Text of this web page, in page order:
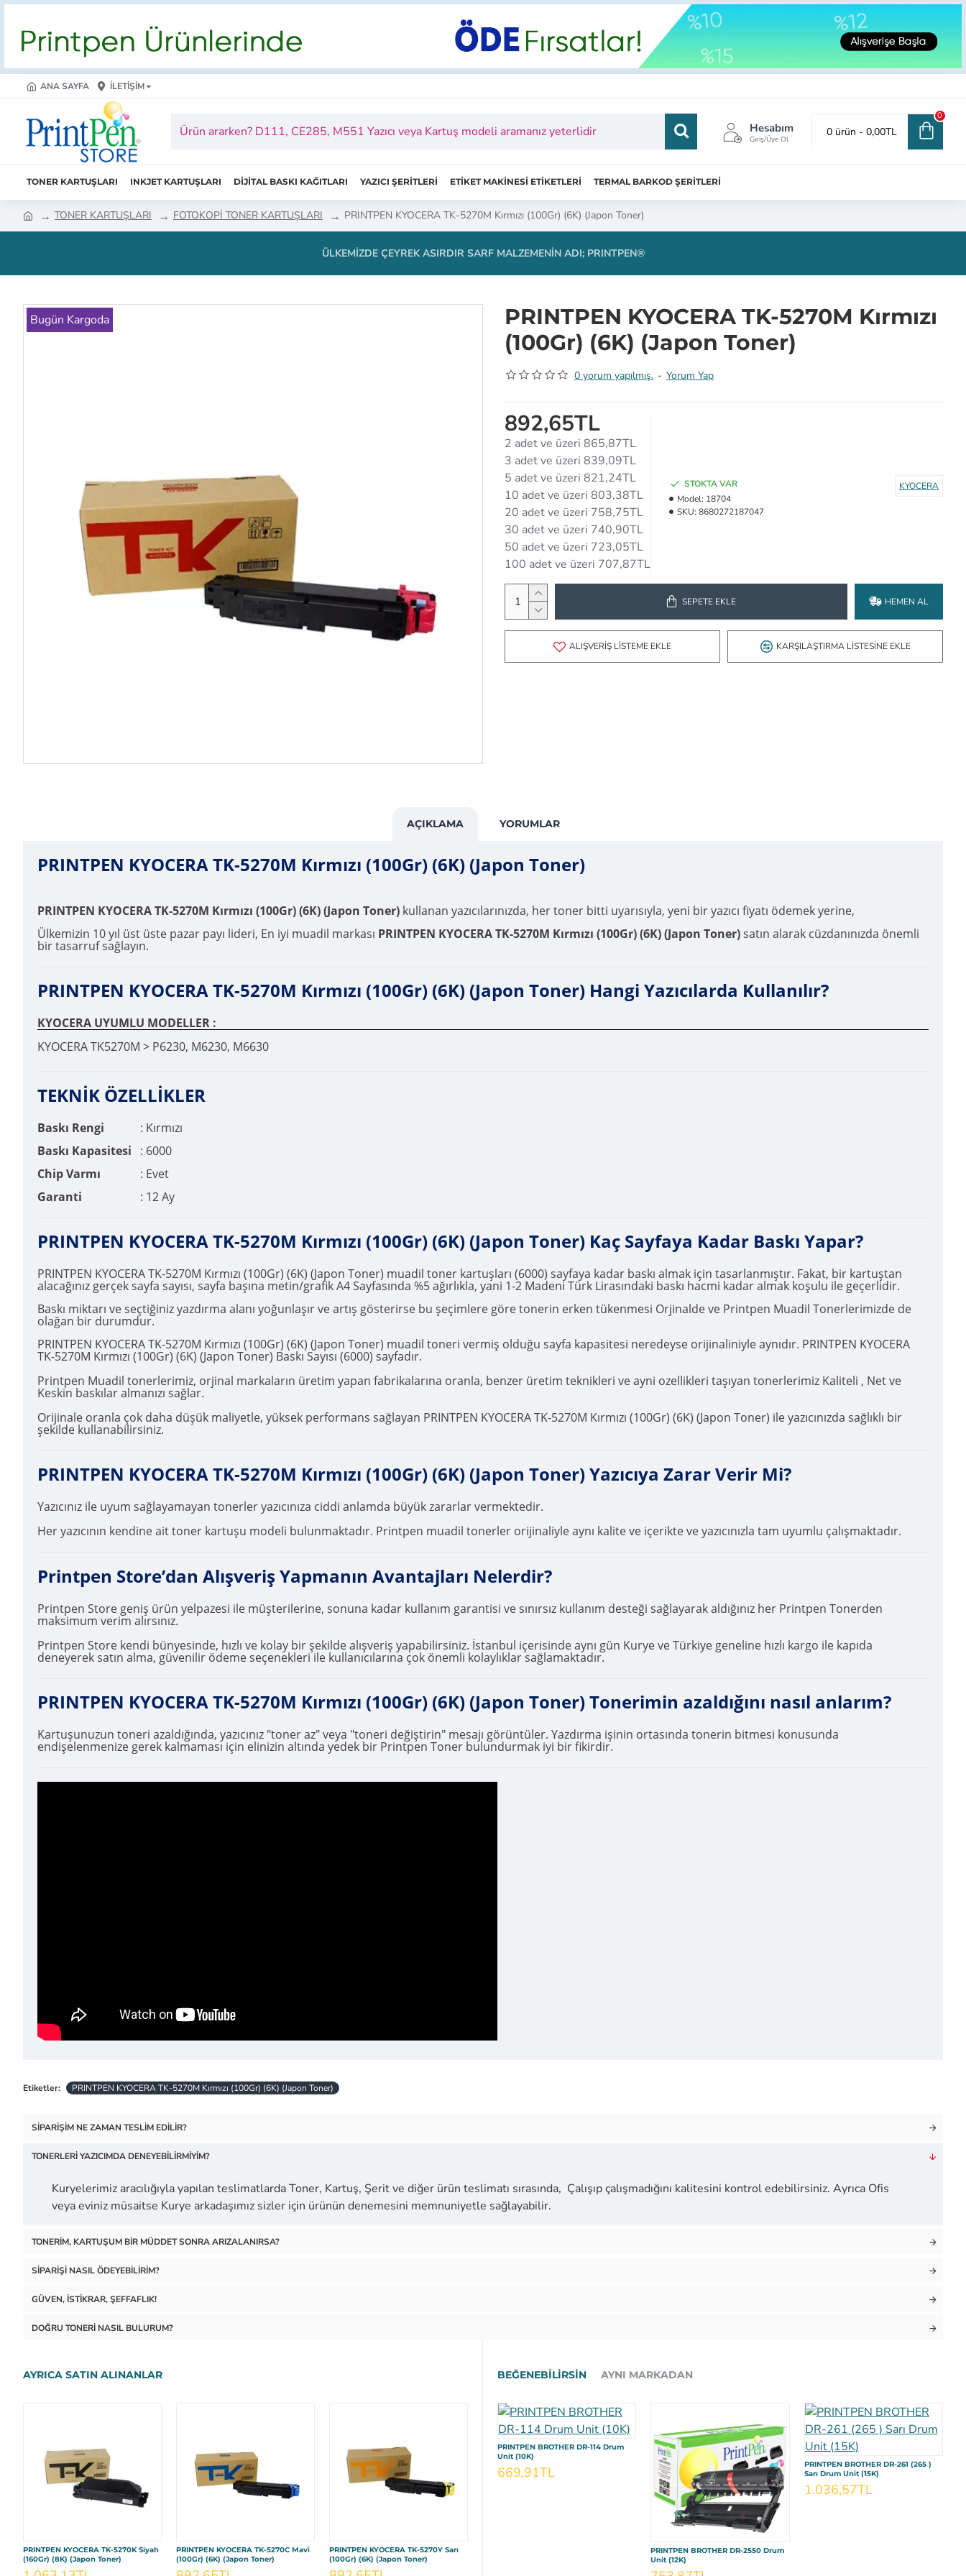
ANA SAYFA İLETIŞIM
Hesabım
Giriş/Üye Ol
0 ürün - 0,00TL
0
TONER KARTUŞLARI INKJET KARTUŞLARI DİJİTAL BASKI KAĞITLARI YAZICI ŞERİTLERİ ETİKET MAKİNESİ ETİKETLERİ TERMAL BARKOD ŞERİTLERİ
TONER KARTUŞLARI FOTOKOPİ TONER KARTUŞLARI PRINTPEN KYOCERA TK-5270M Kırmızı (100Gr) (6K) (Japon Toner)
ÜLKEMIZDE ÇEYREK ASIRDIR SARF MALZEMENIN ADI; PRINTPEN®
Bugün Kargoda
PRINTPEN KYOCERA TK-5270M Kırmızı
(100Gr) (6K) (Japon Toner)
0 yorum yapılmış. - Yorum Yap
892,65TL
2 adet ve üzeri 865,87TL
3 adet ve üzeri 839,09TL
5 adet ve üzeri 821,24TL
10 adet ve üzeri 803,38TL
20 adet ve üzeri 758,75TL
30 adet ve üzeri 740,90TL
50 adet ve üzeri 723,05TL
100 adet ve üzeri 707,87TL
STOKTA VAR
Model: 18704
SKU: 8680272187047
KYOCERA
SEPETE EKLE HEMEN AL
ALIŞVERIŞ LISTEME EKLE KARŞILAŞTIRMA LISTESINE EKLE
AÇIKLAMA YORUMLAR
PRINTPEN KYOCERA TK-5270M Kırmızı (100Gr) (6K) (Japon Toner)
PRINTPEN KYOCERA TK-5270M Kırmızı (100Gr) (6K) (Japon Toner) kullanan yazıcılarınızda, her toner bitti uyarısıyla, yeni bir yazıcı fiyatı ödemek yerine,
Ülkemizin 10 yıl üst üste pazar payı lideri, En iyi muadil markası PRINTPEN KYOCERA TK-5270M Kırmızı (100Gr) (6K) (Japon Toner)satın alarak cüzdanınızda önemli
bir tasarruf sağlayın.
PRINTPEN KYOCERA TK-5270M Kırmızı (100Gr) (6K) (Japon Toner) Hangi Yazıcılarda Kullanılır?
KYOCERA UYUMLU MODELLER :
KYOCERA TK5270M > P6230, M6230, M6630
TEKNİK ÖZELLİKLER
Baskı Rengi
: Kırmızı
Baskı Kapasitesi
: 6000
Chip Varmı
: Evet
Garanti
: 12 Ay
PRINTPEN KYOCERA TK-5270M Kırmızı (100Gr) (6K) (Japon Toner) Kaç Sayfaya Kadar Baskı Yapar?
PRINTPEN KYOCERA TK-5270M Kırmızı (100Gr) (6K) (Japon Toner) muadil toner kartuşları (6000) sayfaya kadar baskı almak için tasarlanmıştır. Fakat, bir kartuştan
alacağınız gerçek sayfa sayısı, sayfa başına metin/grafik A4 Sayfasında %5 ağırlıkla, yani 1-2 Madeni Türk Lirasındaki baskı hacmi kadar almak koşulu ile geçerlidir.
Baskı miktarı ve seçtiğiniz yazdırma alanı yoğunlaşır ve artış gösterirse bu şeçimlere göre tonerin erken tükenmesi Orjinalde ve Printpen Muadil Tonerlerimizde de
olağan bir durumdur.
PRINTPEN KYOCERA TK-5270M Kırmızı (100Gr) (6K) (Japon Toner) muadil toneri vermiş olduğu sayfa kapasitesi neredeyse orijinaliniyle aynıdır. PRINTPEN KYOCERA
TK-5270M Kırmızı (100Gr) (6K) (Japon Toner) Baskı Sayısı (6000) sayfadır.
Printpen Muadil tonerlerimiz, orjinal markaların üretim yapan fabrikalarına oranla, benzer üretim teknikleri ve ayni ozellikleri taşıyan tonerlerimiz Kaliteli , Net ve
Keskin baskılar almanızı sağlar.
Orijinale oranla çok daha düşük maliyetle, yüksek performans sağlayan PRINTPEN KYOCERA TK-5270M Kırmızı (100Gr) (6K) (Japon Toner) ile yazıcınızda sağlıklı bir
şekilde kullanabilirsiniz.
PRINTPEN KYOCERA TK-5270M Kırmızı (100Gr) (6K) (Japon Toner) Yazıcıya Zarar Verir Mi?
Yazıcınız ile uyum sağlayamayan tonerler yazıcınıza ciddi anlamda büyük zararlar vermektedir.
Her yazıcının kendine ait toner kartuşu modeli bulunmaktadır. Printpen muadil tonerler orijinaliyle aynı kalite ve içerikte ve yazıcınızla tam uyumlu çalışmaktadır.
Printpen Store’dan Alışveriş Yapmanın Avantajları Nelerdir?
Printpen Store geniş ürün yelpazesi ile müşterilerine, sonuna kadar kullanım garantisi ve sınırsız kullanım desteği sağlayarak aldığınız her Printpen Tonerden
maksimum verim alırsınız.
Printpen Store kendi bünyesinde, hızlı ve kolay bir şekilde alışveriş yapabilirsiniz. İstanbul içerisinde aynı gün Kurye ve Türkiye geneline hızlı kargo ile kapıda
deneyerek satın alma, güvenilir ödeme seçenekleri ile kullanıcılarına çok önemli kolaylıklar sağlamaktadır.
PRINTPEN KYOCERA TK-5270M Kırmızı (100Gr) (6K) (Japon Toner) Tonerimin azaldığını nasıl anlarım?
Kartuşunuzun toneri azaldığında, yazıcınız "toner az" veya "toneri değiştirin" mesajı görüntüler. Yazdırma işinin ortasında tonerin bitmesi konusunda
endişelenmenize gerek kalmaması için elinizin altında yedek bir Printpen Toner bulundurmak iyi bir fikirdir.
Etiketler: PRINTPEN KYOCERA TK-5270M Kırmızı (100Gr) (6K) (Japon Toner)
SIPARIŞIM NE ZAMAN TESLIM EDILIR?
TONERLERI YAZICIMDA DENEYEBILIRMIYIM?
Kuryelerimiz aracılığıyla yapılan teslimatlarda Toner, Kartuş, Şerit ve diğer ürün teslimatı sırasında, Çalışıp çalışmadığını kalitesini kontrol edebilirsiniz. Ayrıca Ofis
veya eviniz müsaitse Kurye arkadaşımız sizler için ürünün denemesini memnuniyetle sağlayabilir.
TONERIM, KARTUŞUM BIR MÜDDET SONRA ARIZALANIRSA?
SIPARIŞI NASIL ÖDEYEBILIRIM?
GÜVEN, İSTIKRAR, ŞEFFAFLIK!
DOĞRU TONERI NASIL BULURUM?
AYRICA SATIN ALINANLAR
PRINTPEN KYOCERA TK-5270K Siyah
(160Gr) (8K) (Japon Toner)
PRINTPEN KYOCERA TK-5270C Mavi
(100Gr) (6K) (Japon Toner)
PRINTPEN KYOCERA TK-5270Y Sarı
(100Gr) (6K) (Japon Toner)
PRINTPEN EPSON 103 (C13T00S34A)
Kırmızı Mürekkep 70ml./Sise
BEĞENEBILIRSIN AYNI MARKADAN
PRINTPEN BROTHER DR-114 Drum
Unit (10K)
669,91TL
PRINTPEN BROTHER DR-2550 Drum
Unit (12K)
PRINTPEN BROTHER DR-261 (265 )
Sarı Drum Unit (15K)
1.036,57TL